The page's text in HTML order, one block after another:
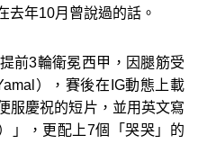
去年10月曾說過的話。
前3輪衛冕西甲，因腿筋受
），賽後在IG動態上載
服慶祝的短片，並用英文寫
」，更配上7個「哭哭」的